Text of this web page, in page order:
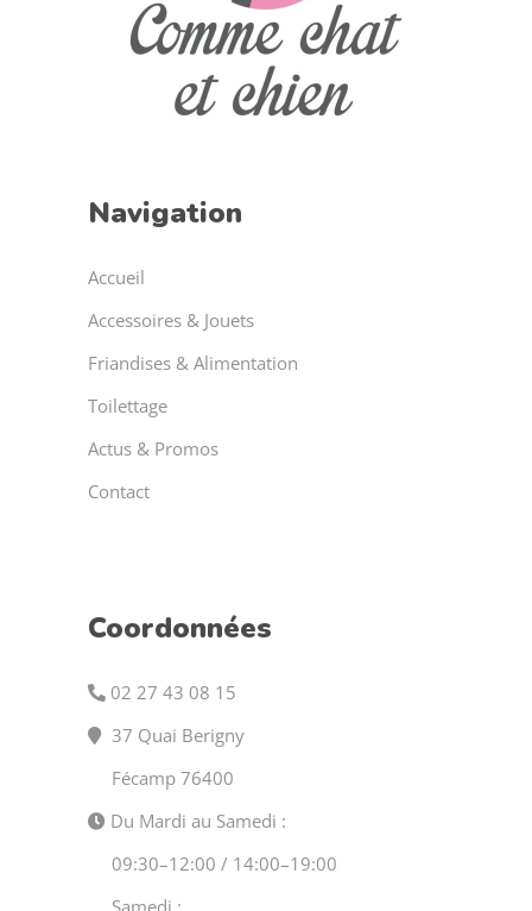
Navigation
Accueil
Accessoires & Jouets
Friandises & Alimentation
Toilettage
Actus & Promos
Contact
Coordonnées
02 27 43 08 15
37 Quai Berigny
Fécamp 76400
Du Mardi au Samedi :
09:30–12:00 / 14:00–19:00
Samedi :